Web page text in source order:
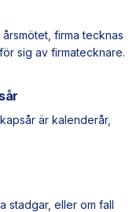
firma tecknas
sig av firmatecknare.
är kalenderår,
stadgar, eller om fall